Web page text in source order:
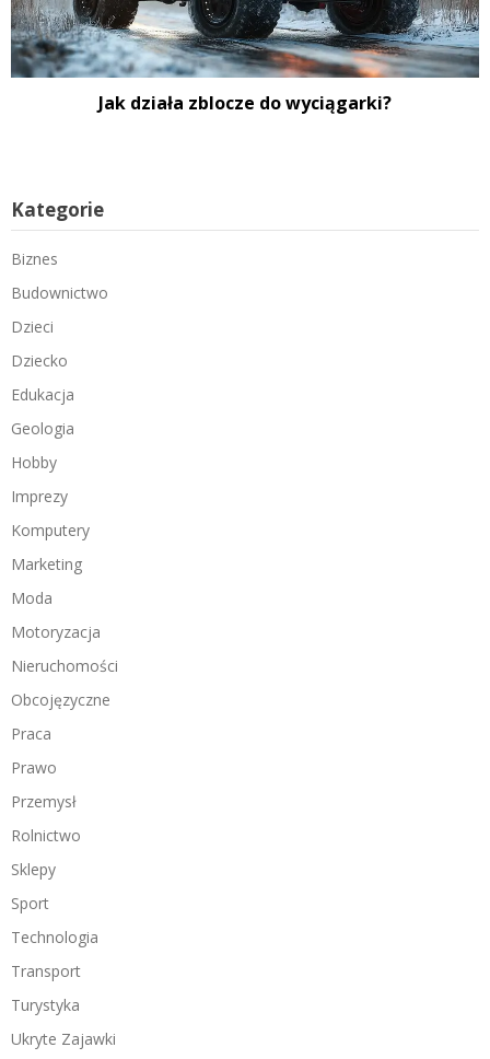
Jak działa zblocze do wyciągarki?
Kategorie
Biznes
Budownictwo
Dzieci
Dziecko
Edukacja
Geologia
Hobby
Imprezy
Komputery
Marketing
Moda
Motoryzacja
Nieruchomości
Obcojęzyczne
Praca
Prawo
Przemysł
Rolnictwo
Sklepy
Sport
Technologia
Transport
Turystyka
Ukryte Zajawki